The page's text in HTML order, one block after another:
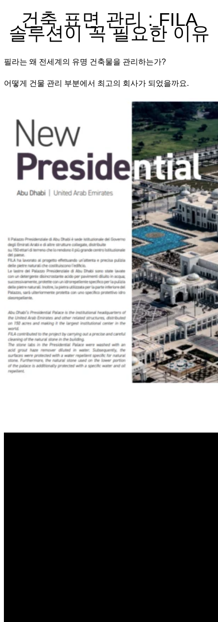
건축 표면 관리 : FILA
솔루션이 꼭 필요한 이유
필라는 왜 전세계의 유명 건축물을 관리하는가?
​어떻게 건물 관리 부분에서 최고의 회사가 되었을까요.